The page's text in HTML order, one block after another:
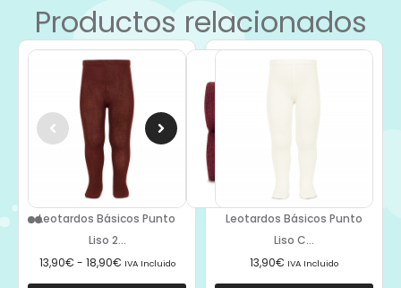
Productos relacionados
Leotardos Básicos Punto
Liso 2...
13,90€ - 18,90€ IVA Incluido
Leotardos Básicos Punto
Liso C...
13,90€ IVA Incluido